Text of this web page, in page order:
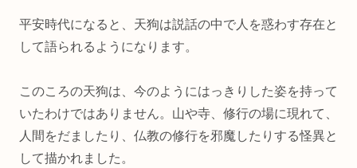
平安時代になると、天狗は説話の中で人を惑わす存在と
して語られるようになります。
このころの天狗は、今のようにはっきりした姿を持って
いたわけではありません。山や寺、修行の場に現れて、
人間をだましたり、仏教の修行を邪魔したりする怪異と
して描かれました。